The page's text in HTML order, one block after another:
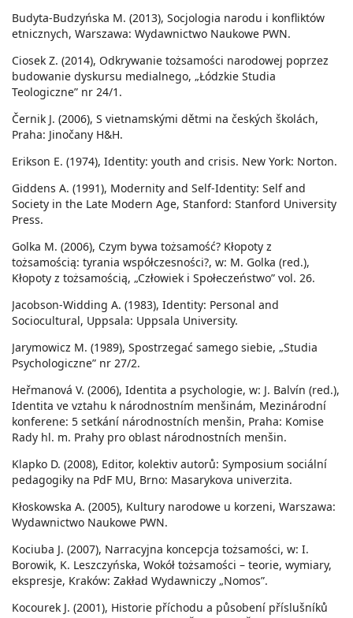
Budyta-Budzyńska M. (2013), Socjologia narodu i konfliktów
etnicznych, Warszawa: Wydawnictwo Naukowe PWN.
Ciosek Z. (2014), Odkrywanie tożsamości narodowej poprzez
budowanie dyskursu medialnego, „Łódzkie Studia
Teologiczne” nr 24/1.
Černik J. (2006), S vietnamskými dětmi na českých školách,
Praha: Jinočany H&H.
Erikson E. (1974), Identity: youth and crisis. New York: Norton.
Giddens A. (1991), Modernity and Self-Identity: Self and
Society in the Late Modern Age, Stanford: Stanford University
Press.
Golka M. (2006), Czym bywa tożsamość? Kłopoty z
tożsamością: tyrania współczesności?, w: M. Golka (red.),
Kłopoty z tożsamością, „Człowiek i Społeczeństwo” vol. 26.
Jacobson-Widding A. (1983), Identity: Personal and
Sociocultural, Uppsala: Uppsala University.
Jarymowicz M. (1989), Spostrzegać samego siebie, „Studia
Psychologiczne” nr 27/2.
Heřmanová V. (2006), Identita a psychologie, w: J. Balvín (red.),
Identita ve vztahu k národnostním menšinám, Mezinárodní
konferene: 5 setkání národnostních menšin, Praha: Komise
Rady hl. m. Prahy pro oblast národnostních menšin.
Klapko D. (2008), Editor, kolektiv autorů: Symposium sociální
pedagogiky na PdF MU, Brno: Masarykova univerzita.
Kłoskowska A. (2005), Kultury narodowe u korzeni, Warszawa:
Wydawnictwo Naukowe PWN.
Kociuba J. (2007), Narracyjna koncepcja tożsamości, w: I.
Borowik, K. Leszczyńska, Wokół tożsamości – teorie, wymiary,
ekspresje, Kraków: Zakład Wydawniczy „Nomos”.
Kocourek J. (2001), Historie příchodu a působení příslušníků